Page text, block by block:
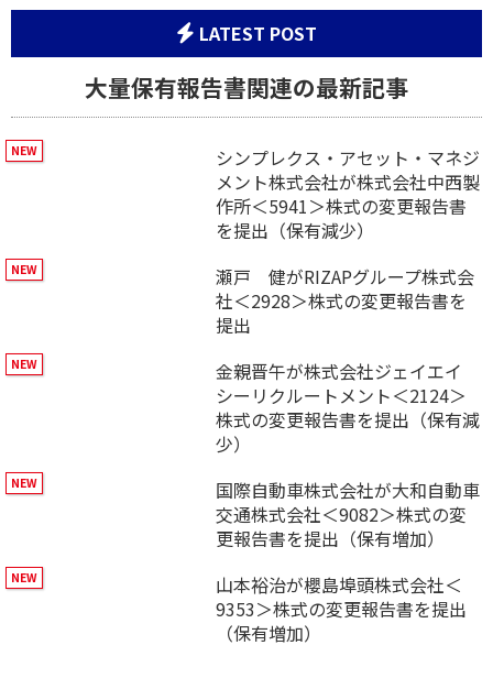
LATEST POST
大量保有報告書関連の最新記事
シンプレクス・アセット・マネジ
メント株式会社が株式会社中西製
作所＜5941＞株式の変更報告書
を提出（保有減少）
瀬戸 健がRIZAPグループ株式会
社＜2928＞株式の変更報告書を
提出
金親晋午が株式会社ジェイエイ
シーリクルートメント＜2124＞
株式の変更報告書を提出（保有減
少）
国際自動車株式会社が大和自動車
交通株式会社＜9082＞株式の変
更報告書を提出（保有増加）
山本裕治が櫻島埠頭株式会社＜
9353＞株式の変更報告書を提出
（保有増加）